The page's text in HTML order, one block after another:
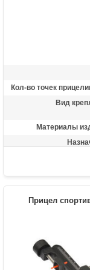
Кол-во точек
Вид
Материалы
Прицел